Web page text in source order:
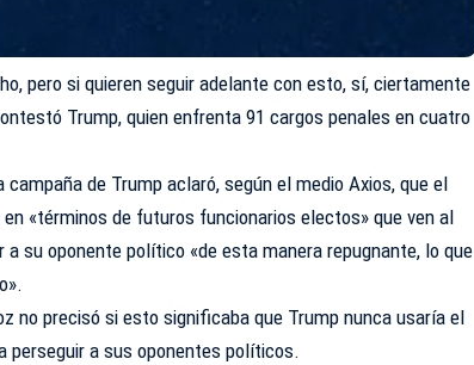
pero siquierenseguir adelante con esto, sí, ciertamente
Trump, quien enfrenta 91 cargos penales en cuatro
campaña de Trump aclaró, según el medio Axios, que el
«términos de futuros funcionarios electos» que ven al
a su oponente político «de esta manera repugnante, lo que
no precisó si esto significaba que Trump nunca usaría el
perseguir a susoponentespolíticos.